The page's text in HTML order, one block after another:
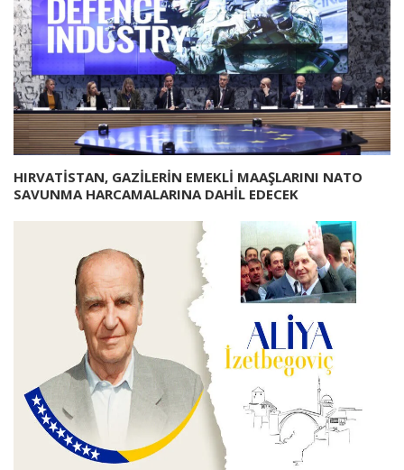
HIRVATİSTAN, GAZİLERİN EMEKLİ MAAŞLARINI NATO
SAVUNMA HARCAMALARINA DAHİL EDECEK